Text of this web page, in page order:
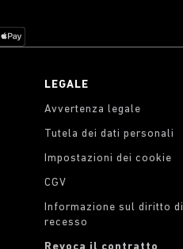
LEGALE
Avvertenza legale
Tutela dei dati personali
Impostazioni dei cookie
CGV
Informazione sul diritto di
recesso